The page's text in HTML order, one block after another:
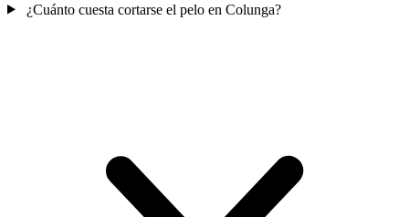
¿Cuánto cuesta cortarse el pelo en Colunga?